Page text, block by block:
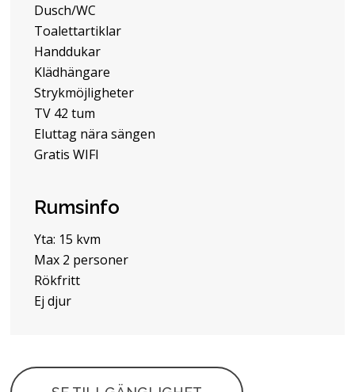
Dusch/WC
Toalettartiklar
Handdukar
Klädhängare
Strykmöjligheter
TV 42 tum
Eluttag nära sängen
Gratis WIFI
Rumsinfo
Yta: 15 kvm
Max 2 personer
Rökfritt
Ej djur